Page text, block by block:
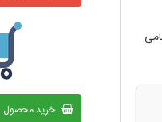
از سهامی
خرید محصول